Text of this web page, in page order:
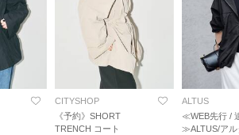
CITYSHOP
《予約》SHORT
TRENCH コート
ALTUS
≪WEB先行 /
≫ALTUS/アル